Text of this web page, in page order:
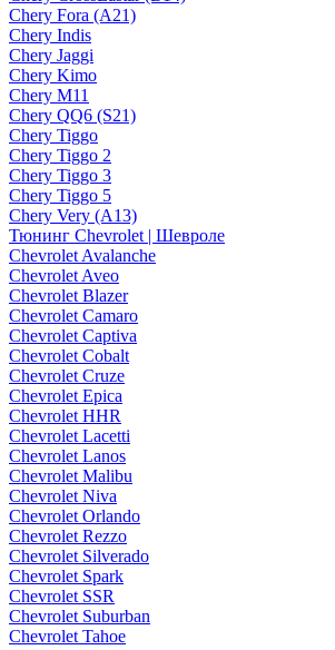
Chery Fora (A21)
Chery Indis
Chery Jaggi
Chery Kimo
Chery M11
Chery QQ6 (S21)
Chery Tiggo
Chery Tiggo 2
Chery Tiggo 3
Chery Tiggo 5
Chery Very (A13)
Тюнинг Chevrolet | Шевроле
Chevrolet Avalanche
Chevrolet Aveo
Chevrolet Blazer
Chevrolet Camaro
Chevrolet Captiva
Chevrolet Cobalt
Chevrolet Cruze
Chevrolet Epica
Chevrolet HHR
Chevrolet Lacetti
Chevrolet Lanos
Chevrolet Malibu
Chevrolet Niva
Chevrolet Orlando
Chevrolet Rezzo
Chevrolet Silverado
Chevrolet Spark
Chevrolet SSR
Chevrolet Suburban
Chevrolet Tahoe